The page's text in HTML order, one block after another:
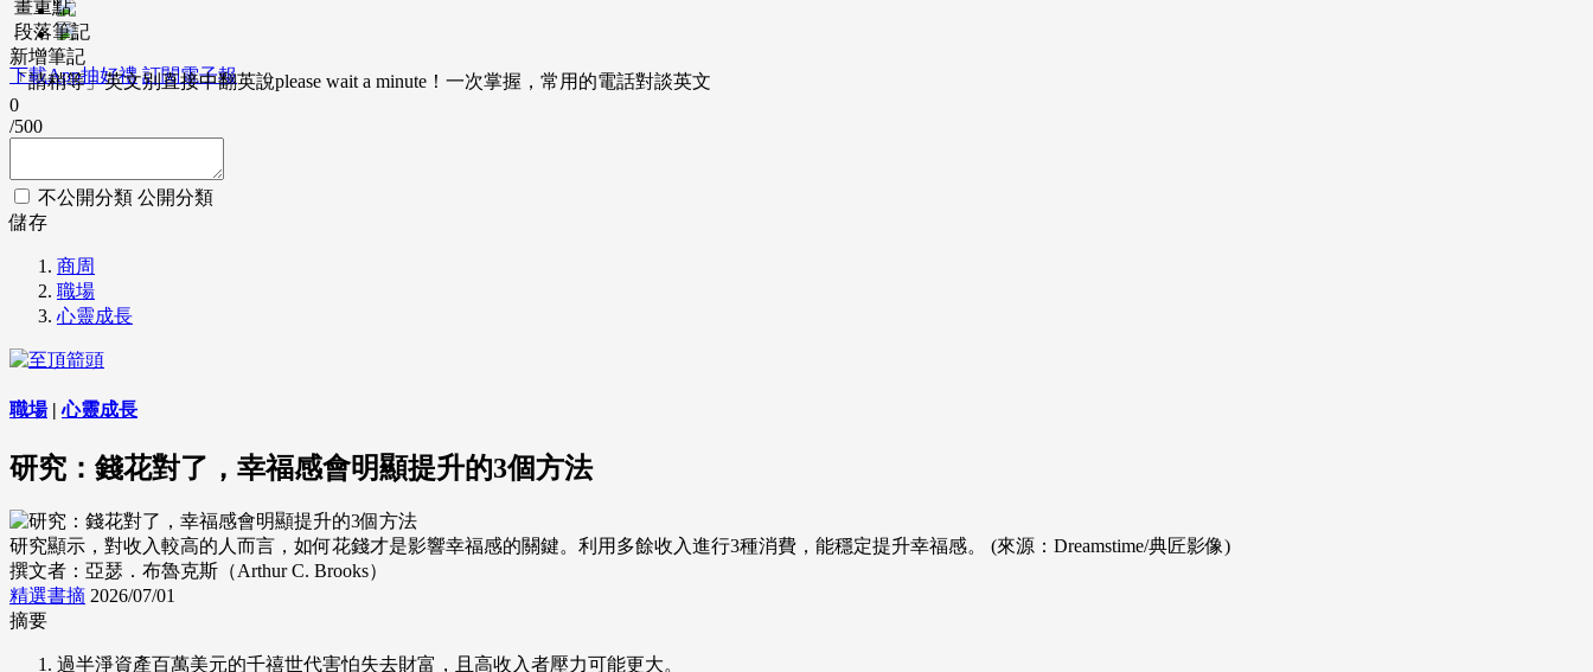
下載App抽好禮 訂閱電子報
畫重點
段落筆記
新增筆記
「請稍等」英文別直接中翻英說please wait a minute！一次掌握，常用的電話對談英文
0
/500
不公開分類 公開分類
儲存
商周
職場
心靈成長
職場|心靈成長
研究：錢花對了，幸福感會明顯提升的3個方法
研究顯示，對收入較高的人而言，如何花錢才是影響幸福感的關鍵。利用多餘收入進行3種消費，能穩定提升幸福感。 (來源：Dreamstime/典匠影像)
撰文者：亞瑟．布魯克斯（Arthur C. Brooks）
精選書摘 2026/07/01
摘要
過半淨資產百萬美元的千禧世代害怕失去財富，且高收入者壓力可能更大。